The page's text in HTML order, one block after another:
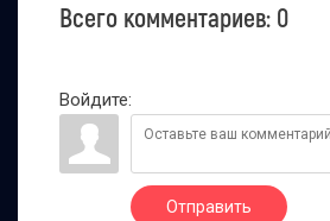
Всего комментариев: 0
Войдите:
Отправить